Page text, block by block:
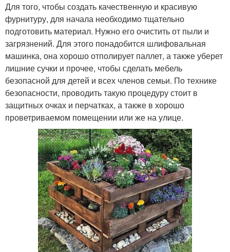
Для того, чтобы создать качественную и красивую
фурнитуру, для начала необходимо тщательно
подготовить материал. Нужно его очистить от пыли и
загрязнений. Для этого понадобится шлифовальная
машинка, она хорошо отполирует паллет, а также уберет
лишние сучки и прочее, чтобы сделать мебель
безопасной для детей и всех членов семьи. По технике
безопасности, проводить такую процедуру стоит в
защитных очках и перчатках, а также в хорошо
проветриваемом помещении или же на улице.